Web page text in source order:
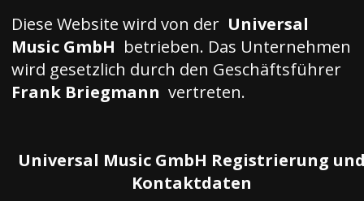
Diese Website wird von der Universal
Music GmbH betrieben. Das Unternehmen
wird gesetzlich durch den Geschäftsführer
Frank Briegmann vertreten.
Universal Music GmbH Registrierung
Kontaktdaten